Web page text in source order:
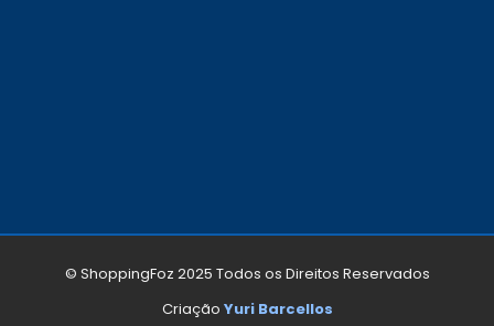
© ShoppingFoz 2025 Todos os Direitos Reservados
Criação Yuri Barcellos